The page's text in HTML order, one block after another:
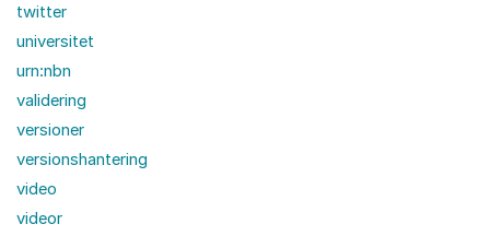
twitter
universitet
urn:nbn
validering
versioner
versionshantering
video
videor